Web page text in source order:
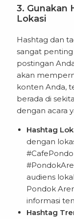
3. Gunakan
Lokasi
Hashtag dan
sangat
postingan
akan
konten Anda,
berada di
dengan acara
Hashtag
dengan
audiens
Pondok
informasi
Hashtag